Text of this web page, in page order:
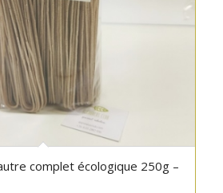
complet écologique 250g –